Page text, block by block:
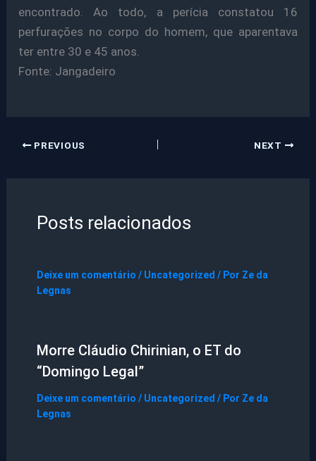
encontrado. Ao todo, a perícia constatou 16
perfurações no corpo do homem, que aparentava
ter entre 30 e 45 anos.
Fonte: Jangadeiro
PREVIOUS NEXT
Posts relacionados
Deixe um comentário / Uncategorized / Por Ze da
Legnas
Morre Cláudio Chirinian, o ET do
“Domingo Legal”
Deixe um comentário / Uncategorized / Por Ze da
Legnas